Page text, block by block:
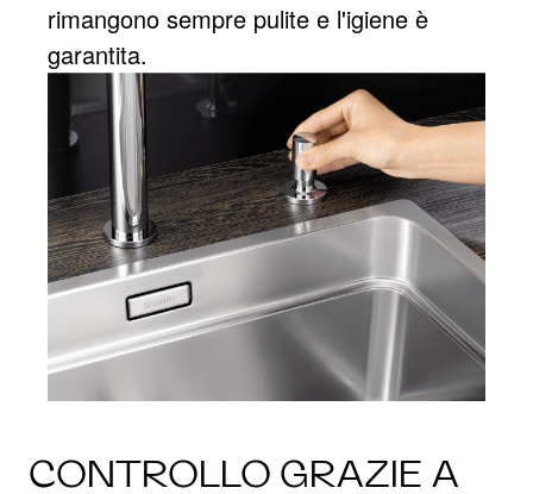
rimangono sempre pulite e l'igiene è
garantita.
CONTROLLO GRAZIE A